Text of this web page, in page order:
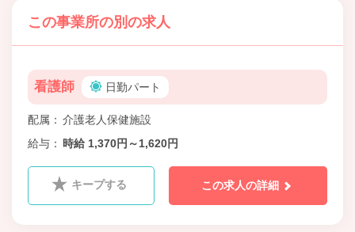
この事業所の別の求人
看護師 日勤パート
配属
介護老人保健施設
給与
時給 1,370円～1,620円
キープする この求人の詳細